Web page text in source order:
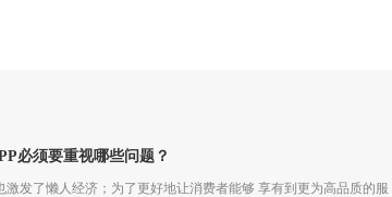
必须要重视哪些问题？
发了懒人经济；为了更好地让消费者能够 享有到更为高品质的服